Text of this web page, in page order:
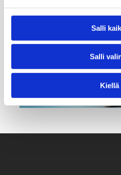
Salli
Salli
Kiellä